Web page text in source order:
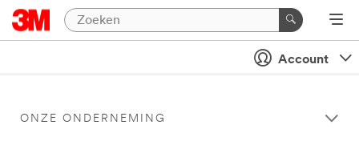
Account
ONZE ONDERNEMING